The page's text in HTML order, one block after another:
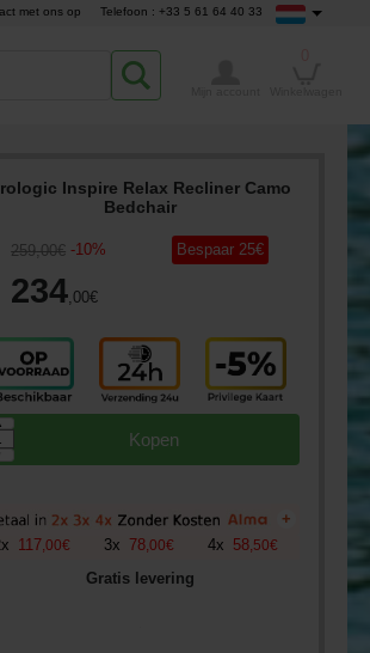
met ons op Telefoon : +33 5 61 64 40 33
Inspire Relax Recliner Camo
Bedchair
259,00€ -10%
234,00€
Bespaar 25€
Kopen
+
x 117 ,00€ 3x 78 ,00€ 4x 58 50€
Gratis levering